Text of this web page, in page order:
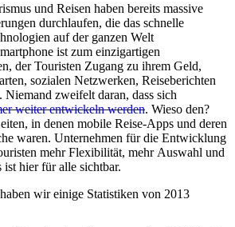
und Reisen haben bereits massive
durchlaufen, die das schnelle
auf der ganzen Welt
ist zum einzigartigen
der Touristen Zugang zu ihrem Geld,
sozialen Netzwerken, Reiseberichten
zweifelt daran, dass sich
weiter entwickeln werden. Wieso den?
in denen mobile Reise-Apps und deren
waren. Unternehmen für die Entwicklung
mehr Flexibilität, mehr Auswahl und
hier für alle sichtbar.
wir einige Statistiken von 2013